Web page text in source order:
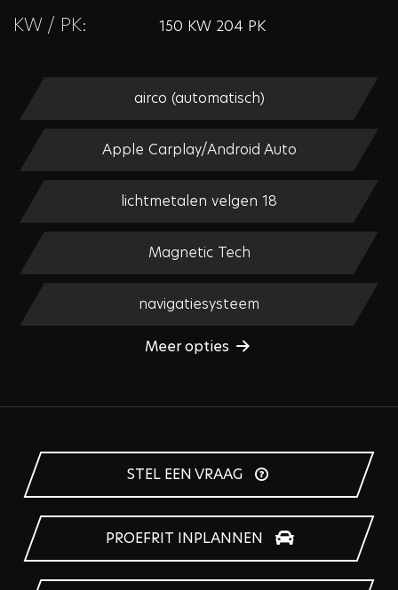
KW / PK: 150 KW 204 PK
airco (automatisch)
Apple Carplay/Android Auto
lichtmetalen velgen 18
Magnetic Tech
navigatiesysteem
Meer opties
STEL EEN VRAAG
PROEFRIT INPLANNEN